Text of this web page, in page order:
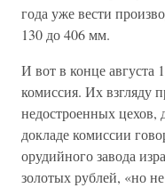
года уже вести
130 до 406 мм.
И вот в конце августа
комиссия. Их взгляду
недостроенных цехов,
докладе комиссии
орудийного завода
золотых рублей, «но